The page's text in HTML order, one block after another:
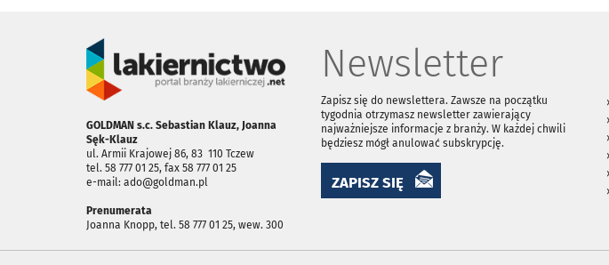
GOLDMAN s.c. Sebastian Klauz, Joanna
Sęk-Klauz
ul. Armii Krajowej 86, 83 ­ 110 Tczew
tel. 58 777 01 25, fax 58 777 01 25
e-mail: ado@goldman.pl
Prenumerata
Joanna Knopp, tel. 58 777 01 25, wew. 300
Newsletter
Zapisz się do newslettera. Zawsze na początku
tygodnia otrzymasz newsletter zawierający
najważniejsze informacje z branży. W każdej chwili
będziesz mógł anulować subskrypcję.
ZAPISZ SIĘ